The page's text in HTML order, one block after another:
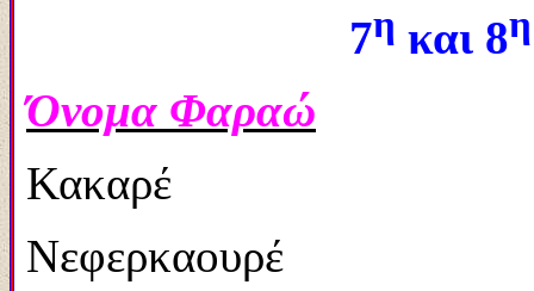
7η και 8η
Όνομα Φαραώ
Κακαρέ
Νεφερκαουρέ